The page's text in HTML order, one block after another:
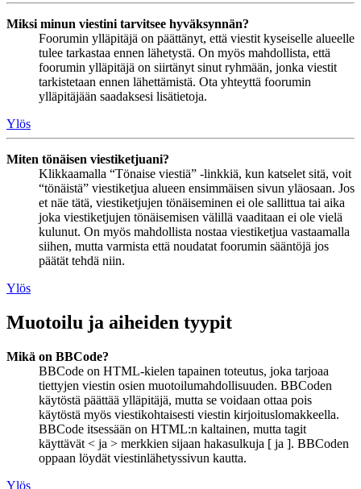
Miksi minun viestini tarvitsee hyväksynnän?
Foorumin ylläpitäjä on päättänyt, että viestit kyseiselle alueelle
tulee tarkastaa ennen lähetystä. On myös mahdollista, että
foorumin ylläpitäjä on siirtänyt sinut ryhmään, jonka viestit
tarkistetaan ennen lähettämistä. Ota yhteyttä foorumin
ylläpitäjään saadaksesi lisätietoja.
Ylös
Miten tönäisen viestiketjuani?
Klikkaamalla “Tönaise viestiä” -linkkiä, kun katselet sitä, voit
“tönäistä” viestiketjua alueen ensimmäisen sivun yläosaan. Jos
et näe tätä, viestiketjujen tönäiseminen ei ole sallittua tai aika
joka viestiketjujen tönäisemisen välillä vaaditaan ei ole vielä
kulunut. On myös mahdollista nostaa viestiketjua vastaamalla
siihen, mutta varmista että noudatat foorumin sääntöjä jos
päätät tehdä niin.
Ylös
Muotoilu ja aiheiden tyypit
Mikä on BBCode?
BBCode on HTML-kielen tapainen toteutus, joka tarjoaa
tiettyjen viestin osien muotoilumahdollisuuden. BBCoden
käytöstä päättää ylläpitäjä, mutta se voidaan ottaa pois
käytöstä myös viestikohtaisesti viestin kirjoituslomakkeella.
BBCode itsessään on HTML:n kaltainen, mutta tagit
käyttävät < ja > merkkien sijaan hakasulkuja [ ja ]. BBCoden
oppaan löydät viestinlähetyssivun kautta.
Ylös